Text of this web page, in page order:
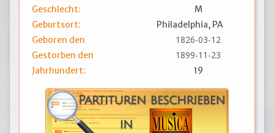
Geschlecht:
M
Geburtsort:
Philadelphia, PA
Geboren den
1826-03-12
Gestorben den 1899-11-23
Jahrhundert: 19